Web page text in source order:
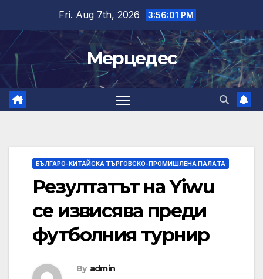
content
Fri. Aug 7th, 2026 3:56:02 PM
Мерцедес
БЪЛГАРО-КИТАЙСКА ТЪРГОВСКО-ПРОМИШЛЕНА ПАЛAТА
Резултатът на Yiwu
се извисява преди
футболния турнир
By admin